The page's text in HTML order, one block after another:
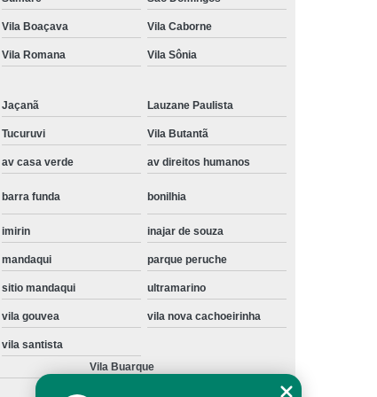
de Maquina de Lavar Samsung
Instalação Maquina de Lavar Roupa
Instalar Maquina de Lavar Samsung
de Lavar Roupa Instalação
Instalação de Lava e Seca
Instalação de Maquina Lava e Seca
Samsung
Instalação Lava Seca
Maquina Lava e Seca Samsung
Lava e Seca Instalação
Samsung Instalação Lava e Seca
a Gas
Manutenção de Fogão Cooktop
Manutenção em Fogão
Vila Boaçava Vila Caborne
Vila Romana Vila Sônia
Jaçanã Lauzane Paulista
Tucuruvi Vila Butantã
av casa verde av direitos humanos
barra funda bonilhia
imirin inajar de souza
mandaqui parque peruche
sitio mandaqui ultramarino
vila gouvea vila nova cachoeirinha
vila santista
Vila Buarque